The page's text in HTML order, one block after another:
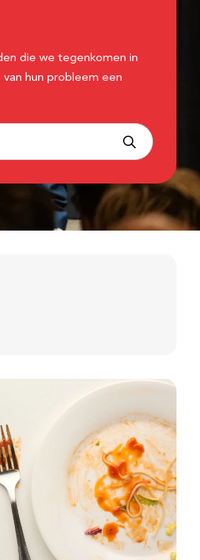
die we tegenkomen in
hun probleem een